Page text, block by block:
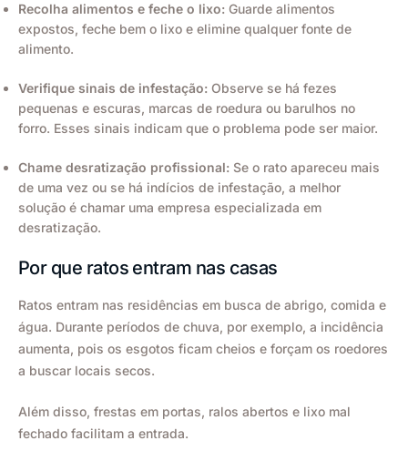
Recolha alimentos e feche o lixo: Guarde alimentos
expostos, feche bem o lixo e elimine qualquer fonte de
alimento.
Verifique sinais de infestação: Observe se há fezes
pequenas e escuras, marcas de roedura ou barulhos no
forro. Esses sinais indicam que o problema pode ser maior.
Chame desratização profissional: Se o rato apareceu mais
de uma vez ou se há indícios de infestação, a melhor
solução é chamar uma empresa especializada em
desratização.
Por que ratos entram nas casas
Ratos entram nas residências em busca de abrigo, comida e
água. Durante períodos de chuva, por exemplo, a incidência
aumenta, pois os esgotos ficam cheios e forçam os roedores
a buscar locais secos.
Além disso, frestas em portas, ralos abertos e lixo mal
fechado facilitam a entrada.